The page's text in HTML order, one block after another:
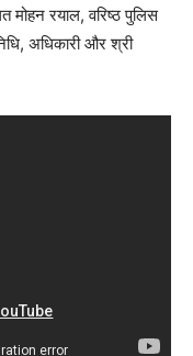
मोहन रयाल, वरिष्ठ पुलिस
अधिकारी और श्री